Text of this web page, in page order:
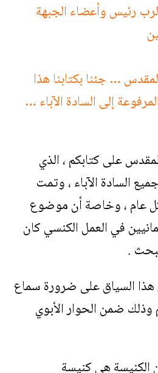
رئيس وأعضاء الجبهة
… جئنا بكتابنا هذا
إلى السادة الآباء …
على كتابكم ، الذي
السادة الآباء ، وتمت
عام ، وخاصة أن موضوع
في العمل الكنسي كان
.
هذا السياق على ضرورة سماع
وذلك ضمن الحوار الأبوي
أن الكنيسة هي كنيسة